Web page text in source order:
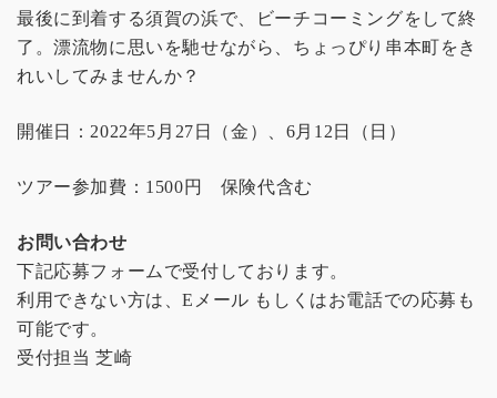
最後に到着する須賀の浜で、ビーチコーミングをして終
了。漂流物に思いを馳せながら、ちょっぴり串本町をき
れいしてみませんか？
開催日：2022年5月27日（金）、6月12日（日）
ツアー参加費：1500円 保険代含む
お問い合わせ
下記応募フォームで受付しております。
利用できない方は、Eメール もしくはお電話での応募も
可能です。
受付担当 芝崎